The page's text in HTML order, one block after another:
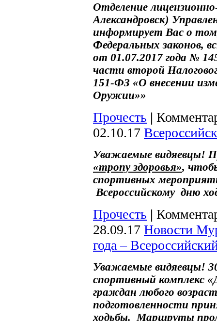
Отделение
Александровск)
информирует Вас о
Федеральных законов,
от 01.07.2017 года №
части второй
151-ФЗ «О внесении
Оружии»»
Прочесть |
02.10.17
Уважаемые видяевцы!
«тропу здоровья»,
спортивных
Всероссийскому дню
Прочесть |
28.09.17 Новости
года –
Уважаемые видяевцы!
спортивный комплекс
граждан любого
подготовленности
ходьбы. Маршруты